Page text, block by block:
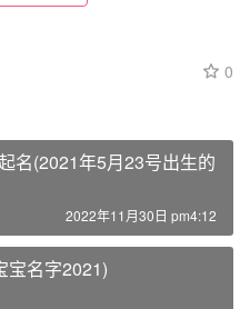
0
名(2021年5月23号出生的
2022年11月30日 pm4:12
宝名字2021)